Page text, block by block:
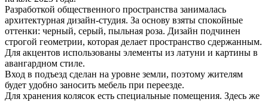
Разработкой общественного пространства занималась
архитектурная дизайн-студия. За основу взяты спокойные
оттенки: черный, серый, пыльная роза. Дизайн подчинен
строгой геометрии, которая делает пространство сдержанным.
Для акцентов использованы элементы из латуни и картины в
авангардном стиле.
Вход в подъезд сделан на уровне земли, поэтому жителям
будет удобно заносить мебель при переезде.
Для хранения колясок есть специальные помещения. Здесь же